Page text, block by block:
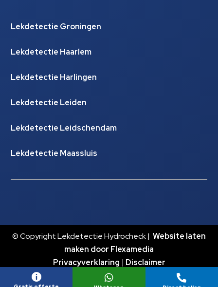
Lekdetectie Groningen
Lekdetectie Haarlem
Lekdetectie Harlingen
Lekdetectie Leiden
Lekdetectie Leidschendam
Lekdetectie Maassluis
© Copyright Lekdetectie Hydrocheck | Website laten
maken door Flexamedia
Privacyverklaring | Disclaimer
  